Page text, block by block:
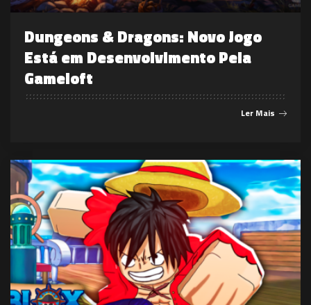
Dungeons & Dragons: Novo Jogo
Está em Desenvolvimento Pela
Gameloft
Ler Mais